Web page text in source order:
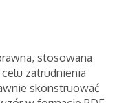
stosowana
zatrudnienia
skonstruować